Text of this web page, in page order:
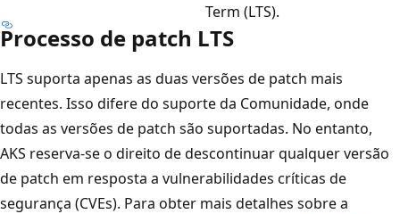
Term (LTS).
Processo de patch LTS
LTS suporta apenas as duas versões de patch mais
recentes. Isso difere do suporte da Comunidade, onde
todas as versões de patch são suportadas. No entanto,
AKS reserva-se o direito de descontinuar qualquer versão
de patch em resposta a vulnerabilidades críticas de
segurança (CVEs). Para obter mais detalhes sobre a